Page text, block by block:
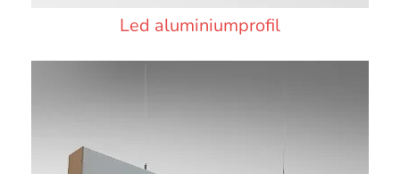
Led aluminiumprofil